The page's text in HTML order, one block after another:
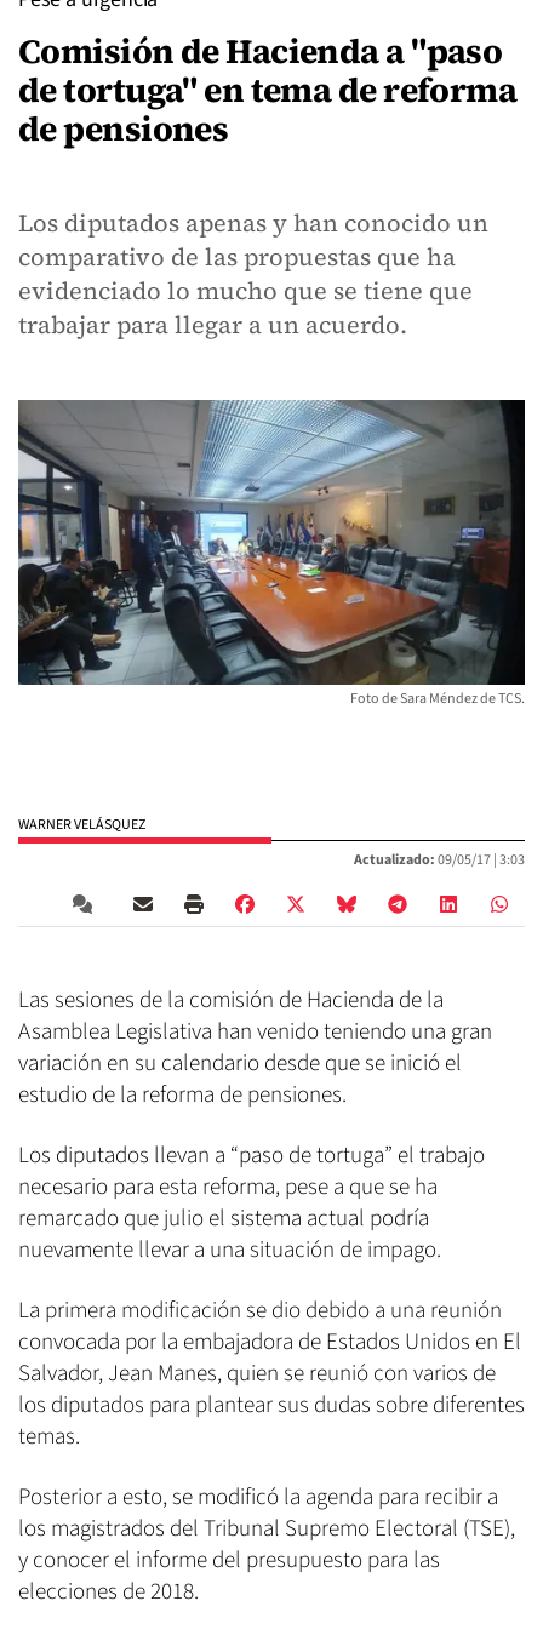
Comisión de Hacienda a "paso
de tortuga" en tema de reforma
de pensiones
Los diputados apenas y han conocido un
comparativo de las propuestas que ha
evidenciado lo mucho que se tiene que
trabajar para llegar a un acuerdo.
Foto de Sara Méndez de TCS.
WARNER VELÁSQUEZ
Actualizado:09/05/17 |3:03
Las sesiones de la comisión de Hacienda de la
Asamblea Legislativa han venido teniendo una gran
variación en su calendario desde que se inició el
estudio de la reforma de pensiones.
Los diputados llevan a “paso de tortuga” el trabajo
necesario para esta reforma, pese a que se ha
remarcado que julio el sistema actual podría
nuevamente llevar a una situación de impago.
La primera modificación se dio debido a una reunión
convocada por la embajadora de Estados Unidos en El
Salvador, Jean Manes, quien se reunió con varios de
los diputados para plantear sus dudas sobre diferentes
temas.
Posterior a esto, se modificó la agenda para recibir a
los magistrados del Tribunal Supremo Electoral (TSE),
y conocer el informe del presupuesto para las
elecciones de 2018.